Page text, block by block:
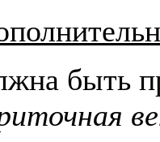
быть